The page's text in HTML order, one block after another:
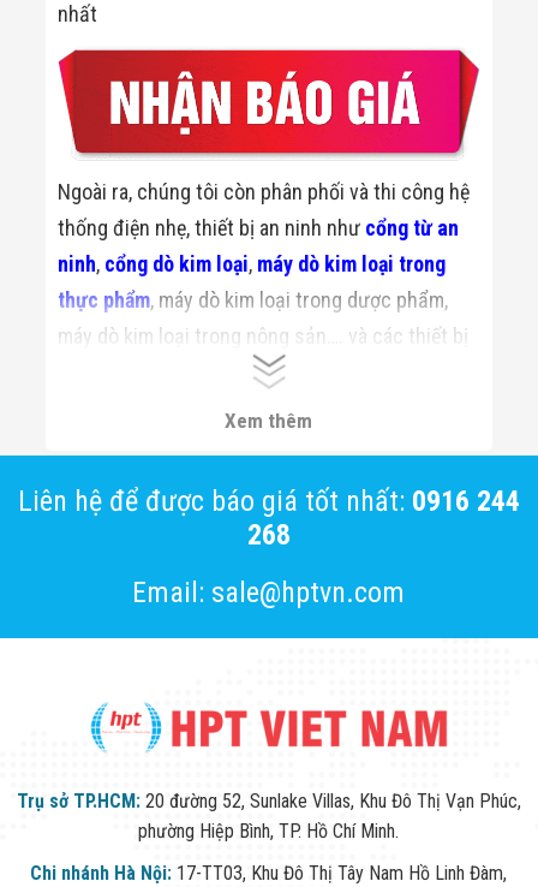
nhất
Ngoài ra, chúng tôi còn phân phối và thi công hệ
thống điện nhẹ, thiết bị an ninh như cổng từ an
ninh, cổng dò kim loại, máy dò kim loại trong
thực phẩm, máy dò kim loại trong dược phẩm,
máy dò kim loại trong nông sản…. và các thiết bị
chuyên dụng công nghệ cao của nhiều thương
hiệu lớn trên thế giới.Xem thêm
Liên hệ để được báo giá tốt nhất: 0916 244
268
Email: sale@hptvn.com
Trụ sở TP.HCM: 20 đường 52, Sunlake Villas, Khu Đô Thị Vạn Phúc,
phường Hiệp Bình, TP. Hồ Chí Minh.
Chi nhánh Hà Nội: 17-TT03, Khu Đô Thị Tây Nam Hồ Linh Đàm,